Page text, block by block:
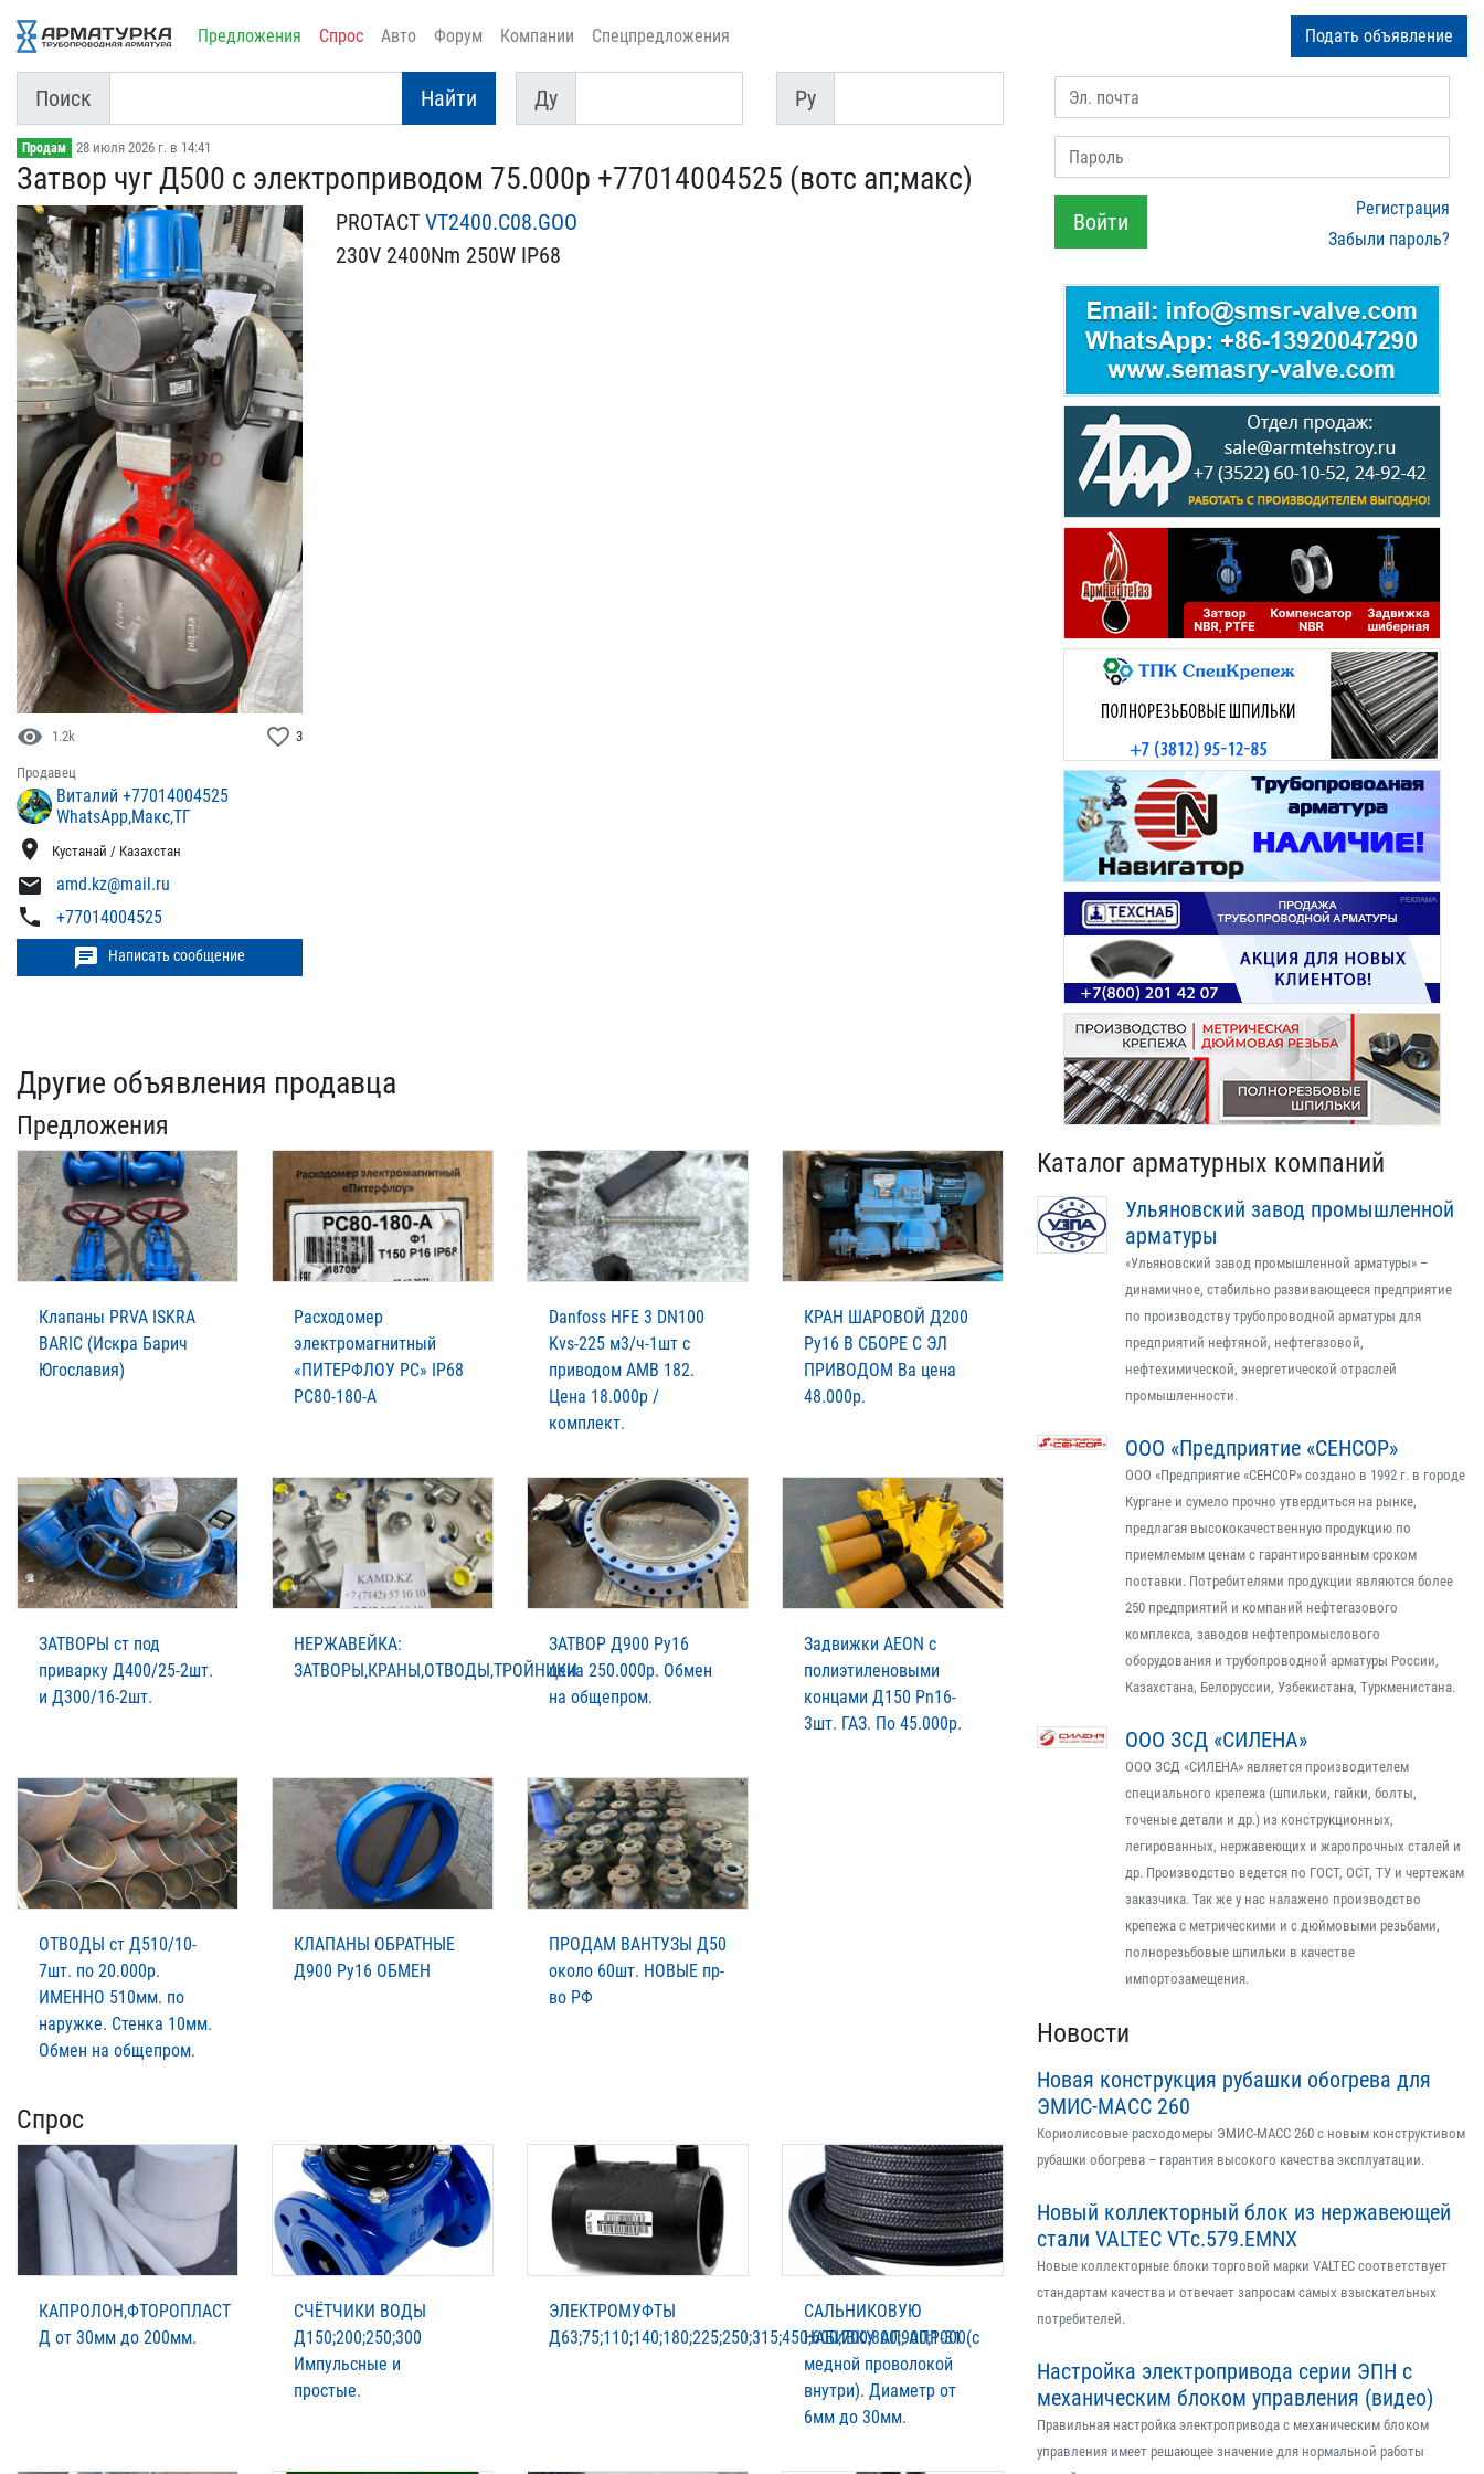
Предложения Спрос Авто Форум Компании Спецпредложения Подать объявление
Поиск Найти
Ду
Ду
Py
Py
Продам 28 июля 2026 г. в 14:41
Затвор чуг Д500 с электр​оприводом 75.000р +77014​004525 (вотс ап;макс)
visibility 1.2k favorite_border 3
Продавец
Виталий +77014004525
WhatsApp,Макс,ТГ
location_on Кустанай / Казахстан
mail amd.kz@mail.ru
phone +77014004525
chat Написать сообщение
PROTACT VT2400.C08.GOO
2​30V 2400Nm 250W IP68
Другие объявления продавца
Предложения
Клапаны PRVA ISKRA
BARIC (Искра Барич
Югославия)
Расходомер
электромагнитный
«ПИТЕРФЛОУ РС» IP68
РС80-180-А
Danfoss HFE 3 DN100
Kvs-225 м3/ч-1шт с
приводом АМВ 182.
Цена 18.000р /
комплект.
КРАН ШАРОВОЙ Д200
Ру16 В СБОРЕ С ЭЛ
ПРИВОДОМ Ва цена
48.000р.
ЗАТВОРЫ ст под
приварку Д400/25-2шт.
и Д300/16-2шт.
НЕРЖАВЕЙКА:
ЗАТВОРЫ,КРАНЫ,ОТВОДЫ,ТРОЙНИКИ
ЗАТВОР Д900 Ру16
цена 250.000р. Обмен
на общепром.
Задвижки AEON с
полиэтиленовыми
концами Д150 Pn16-
3шт. ГАЗ. По 45.000р.
ОТВОДЫ ст Д510/10-
7шт. по 20.000р.
ИМЕННО 510мм. по
наружке. Стенка 10мм.
Обмен на общепром.
КЛАПАНЫ ОБРАТНЫЕ
Д900 Ру16 ОБМЕН
ПРОДАМ ВАНТУЗЫ Д50
около 60шт. НОВЫЕ пр-
во РФ
Спрос
КАПРОЛОН,ФТОРОПЛАСТ
Д от 30мм до 200мм.
СЧЁТЧИКИ ВОДЫ
Д150;200;250;300
Импульсные и
простые.
ЭЛЕКТРОМУФТЫ
Д63;75;110;140;180;225;250;315;450;600;700;800;900;1000.
САЛЬНИКОВУЮ
НАБИВКУ АП; АПР-31 (с
медной проволокой
внутри). Диаметр от
6мм до 30мм.
Эл. почта
Пароль
Войти
Регистрация
Забыли пароль?
Каталог арматурных компаний
Ульяновский завод промышленной
арматуры
«Ульяновский завод промышленной арматуры» –
динамичное, стабильно развивающееся предприятие
по производству трубопроводной арматуры для
предприятий нефтяной, нефтегазовой,
нефтехимической, энергетической отраслей
промышленности.
ООО «Предприятие «СЕНСОР»
ООО «Предприятие «СЕНСОР» создано в 1992 г. в городе
Кургане и сумело прочно утвердиться на рынке,
предлагая высококачественную продукцию по
приемлемым ценам с гарантированным сроком
поставки. Потребителями продукции являются более
250 предприятий и компаний нефтегазового
комплекса, заводов нефтепромыслового
оборудования и трубопроводной арматуры России,
Казахстана, Белоруссии, Узбекистана, Туркменистана.
ООО ЗСД «СИЛЕНА»
ООО ЗСД «СИЛЕНА» является производителем
специального крепежа (шпильки, гайки, болты,
точеные детали и др.) из конструкционных,
легированных, нержавеющих и жаропрочных сталей и
др. Производство ведется по ГОСТ, ОСТ, ТУ и чертежам
заказчика. Так же у нас налажено производство
крепежа с метрическими и с дюймовыми резьбами,
полнорезьбовые шпильки в качестве
импортозамещения.
Новости
Новая конструкция рубашки обогрева для
ЭМИС-МАСС 260
Кориолисовые расходомеры ЭМИС-МАСС 260 с новым конструктивом
рубашки обогрева – гарантия высокого качества эксплуатации.
Новый коллекторный блок из нержавеющей
стали VALTEC VTс.579.EMNX
Новые коллекторные блоки торговой марки VALTEC соответствует
стандартам качества и отвечает запросам самых взыскательных
потребителей.
Настройка электропривода серии ЭПН с
механическим блоком управления (видео)
Правильная настройка электропривода с механическим блоком
управления имеет решающее значение для нормальной работы